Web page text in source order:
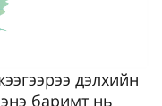
дэлхийн
баримт нь